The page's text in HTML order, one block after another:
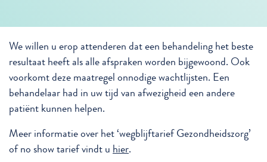
We willen u erop attenderen dat een behandeling het beste
resultaat heeft als alle afspraken worden bijgewoond. Ook
voorkomt deze maatregel onnodige wachtlijsten. Een
behandelaar had in uw tijd van afwezigheid een andere
patiënt kunnen helpen.
Meer informatie over het ‘wegblijftarief Gezondheidszorg’
of no show tarief vindt u hier.